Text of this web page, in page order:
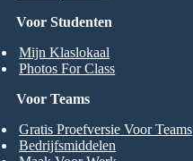
Voor Studenten
Mijn Klaslokaal
Photos For Class
Voor Teams
Gratis Proefversie Voor Teams
Bedrijfsmiddelen